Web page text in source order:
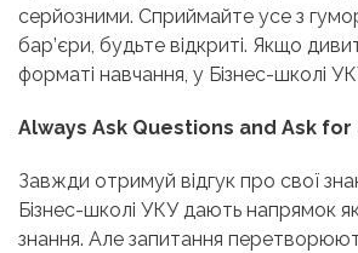
серйозними. Сприймайте усе з
бар’єри, будьте відкриті. Якщо
форматі навчання, у Бізнес-школі
Always Ask Questions and Ask
Завжди отримуй відгук про свої
Бізнес-школі УКУ дають напрямок
знання. Але запитання